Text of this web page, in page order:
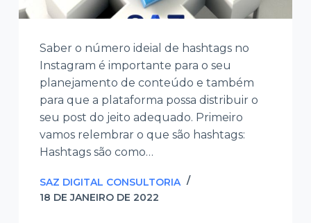
Saber o número ideial de hashtags no
Instagram é importante para o seu
planejamento de conteúdo e também
para que a plataforma possa distribuir o
seu post do jeito adequado. Primeiro
vamos relembrar o que são hashtags:
Hashtags são como…
SAZ DIGITAL CONSULTORIA
18 DE JANEIRO DE 2022